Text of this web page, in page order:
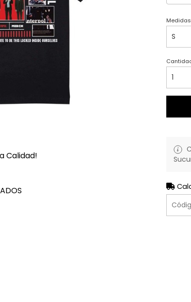
Calidad!
Medidas